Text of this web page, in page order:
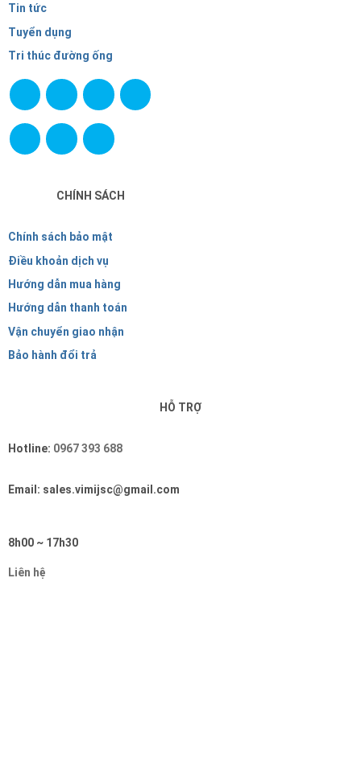
Tin tức
Tuyển dụng
Tri thúc đường ống
CHÍNH SÁCH
Chính sách bảo mật
Điều khoản dịch vụ
Hướng dẫn mua hàng
Hướng dẫn thanh toán
Vận chuyển giao nhận
Bảo hành đổi trả
HỖ TRỢ
Hotline: 0967 393 688
Email: sales.vimijsc@gmail.com
8h00 ~ 17h30
Liên hệ